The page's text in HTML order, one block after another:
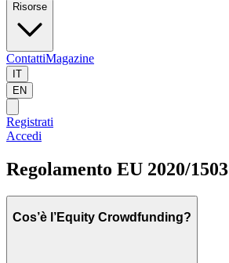
Risorse
ContattiMagazine
IT
EN
Registrati
Accedi
Regolamento EU 2020/1503
Cos’è l’Equity Crowdfunding?